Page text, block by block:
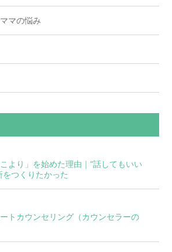
マの悩み
より」を始めた理由｜“話してもいい
をつくりたかった
トカウンセリング（カウンセラーの